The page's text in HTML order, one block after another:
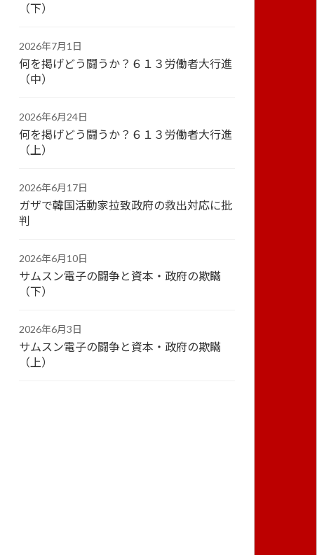
（下）
2026年7月1日
何を掲げどう闘うか？６１３労働者大行進
（中）
2026年6月24日
何を掲げどう闘うか？６１３労働者大行進
（上）
2026年6月17日
ガザで韓国活動家拉致政府の救出対応に批
判
2026年6月10日
サムスン電子の闘争と資本・政府の欺瞞
（下）
2026年6月3日
サムスン電子の闘争と資本・政府の欺瞞
（上）